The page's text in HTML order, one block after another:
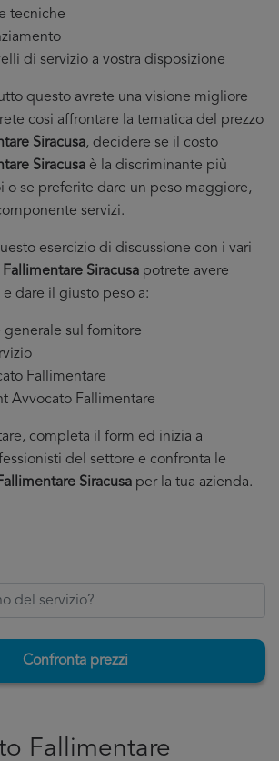
tecniche
di servizio a vostra disposizione
questo avrete una visione migliore
cosi affrontare la tematica del prezzo
Siracusa, decidere se il costo
Siracusa è la discriminante più
o se preferite dare un peso maggiore,
servizi.
esercizio di discussione con i vari
Siracusa potrete avere
e dare il giusto peso a:
generale sul fornitore
Fallimentare
Avvocato Fallimentare
completa il form ed inizia a
del settore e confronta le
Siracusa per la tua azienda.
Confronta prezzi
Fallimentare